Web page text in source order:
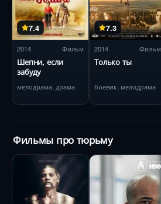
7.4
2014 Фильм
Шепни, если
забуду
мелодрама, драма
7.3
2014 Фильм
Только ты
боевик, мелодрама
Фильмы про тюрьму